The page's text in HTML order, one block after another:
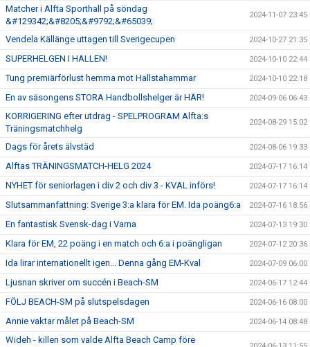
Matcher i Alfta Sporthall på söndag
&#129342;&#8205;&#9792;&#65039;
2024-11-07 23:45
Vendela Källänge uttagen till Sverigecupen 2024-10-27 21:35
SUPERHELGEN I HALLEN! 2024-10-10 22:44
Tung premiärförlust hemma mot Hallstahammar 2024-10-10 22:18
En av säsongens STORA Handbollshelger är HÄR! 2024-09-06 06:43
KORRIGERING efter utdrag - SPELPROGRAM Alfta:s
Träningsmatchhelg
2024-08-29 15:02
Dags för årets älvstäd 2024-08-06 19:33
Alftas TRÄNINGSMATCH-HELG 2024 2024-07-17 16:14
NYHET för seniorlagen i div 2 och div 3 - KVAL införs! 2024-07-17 16:14
Slutsammanfattning: Sverige 3:a klara för EM. Ida poäng6:a 2024-07-16 18:56
En fantastisk Svensk-dag i Varna 2024-07-13 19:30
Klara för EM, 22 poäng i en match och 6:a i poängligan 2024-07-12 20:36
Ida lirar internationellt igen... Denna gång EM-Kval 2024-07-09 06:00
Ljusnan skriver om succén i Beach-SM 2024-06-17 12:44
FÖLJ BEACH-SM på slutspelsdagen 2024-06-16 08:00
Annie vaktar målet på Beach-SM 2024-06-14 08:48
Wideh - killen som valde Alfta Beach Camp före